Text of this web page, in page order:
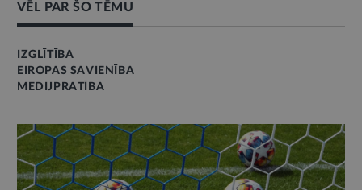
VĒL PAR ŠO TĒMU
IZGLĪTĪBA
EIROPAS SAVIENĪBA
MEDIJPRATĪBA